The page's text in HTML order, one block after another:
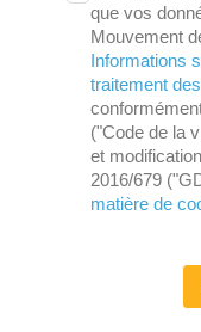
que vos
Mouvement
Informations
traitement
("Code de la
et
2016/679
matière de